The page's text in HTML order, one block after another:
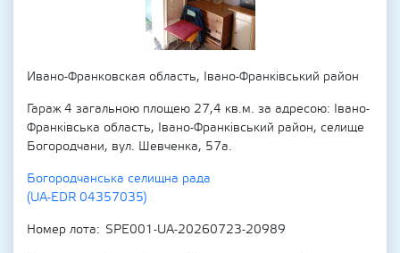
Ивано-Франковская область, Івано-Франківський район
Гараж 4 загальною площею 27,4 кв.м. за адресою: Івано-
Франківська область, Івано-Франківський район, селище
Богородчани, вул. Шевченка, 57а.
Богородчанська селищна рада
(UA-EDR 04357035)
Номер лота
SPE001-UA-20260723-20989